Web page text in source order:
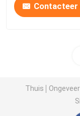
Contacteer
Thuis